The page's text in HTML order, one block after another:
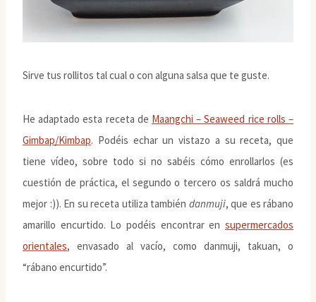
Sirve tus rollitos tal cual o con alguna salsa que te guste.
He adaptado esta receta de Maangchi – Seaweed rice rolls –
Gimbap/Kimbap. Podéis echar un vistazo a su receta, que
tiene vídeo, sobre todo si no sabéis cómo enrollarlos (es
cuestión de práctica, el segundo o tercero os saldrá mucho
mejor :)). En su receta utiliza también danmuji, que es rábano
amarillo encurtido. Lo podéis encontrar en supermercados
orientales, envasado al vacío, como danmuji, takuan, o
“rábano encurtido”.